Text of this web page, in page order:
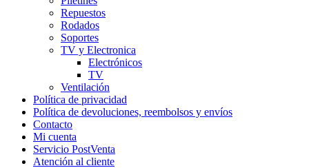
Repuestos
Rodados
Soportes
TV y Electronica
Electrónicos
TV
Ventilación
Política de privacidad
Política de devoluciones, reembolsos y envíos
Contacto
Mi cuenta
Servicio PostVenta
Atención al cliente